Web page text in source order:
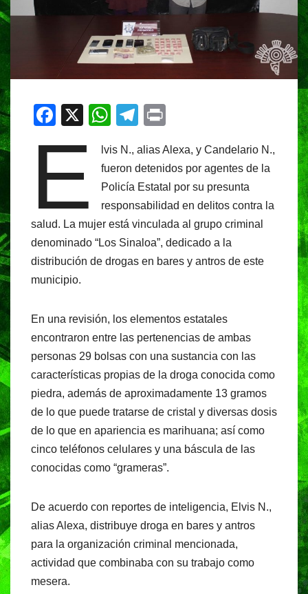
F
c
e
b
o
o
k
X
W
at
s
A
p
p
T
e
gr
a
m
t
E
lvis N., alias Alexa, y Candelario N.,
fueron detenidos por agentes de la
Policía Estatal por su presunta
responsabilidad en delitos contra la
salud. La mujer está vinculada al grupo criminal
denominado “Los Sinaloa”, dedicado a la
distribución de drogas en bares y antros de este
municipio.
En una revisión, los elementos estatales
encontraron entre las pertenencias de ambas
personas 29 bolsas con una sustancia con las
características propias de la droga conocida como
piedra, además de aproximadamente 13 gramos
de lo que puede tratarse de cristal y diversas dosis
de lo que en apariencia es marihuana; así como
cinco teléfonos celulares y una báscula de las
conocidas como “grameras”.
De acuerdo con reportes de inteligencia, Elvis N.,
alias Alexa, distribuye droga en bares y antros
para la organización criminal mencionada,
actividad que combinaba con su trabajo como
mesera.